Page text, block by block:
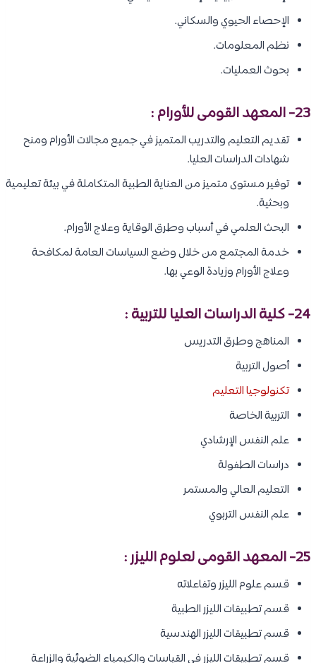
الإحصاء الحيوي والسكاني.
نظم المعلومات.
بحوث العمليات.
23- المعهد القومى للأورام :
تقديم التعليم والتدريب المتميز في جميع مجالات الأورام ومنح
شهادات الدراسات العليا.
توفير مستوى متميز من العناية الطبية المتكاملة في بيئة تعليمية
وبحثية.
البحث العلمي في أسباب وطرق الوقاية وعلاج الأورام.
خدمة المجتمع من خلال وضع السياسات العامة لمكافحة
وعلاج الأورام وزيادة الوعي بها.
24- كلية الدراسات العليا للتربية :
المناهج وطرق التدريس
أصول التربية
تكنولوجيا التعليم
التربية الخاصة
علم النفس الإرشادي
دراسات الطفولة
التعليم العالي والمستمر
علم النفس التربوي
25- المعهد القومى لعلوم الليزر :
قسم علوم الليزر وتفاعلاته
قسم تطبيقات الليزر الطبية
قسم تطبيقات الليزر الهندسية
قسم تطبيقات الليزر في القياسات والكيمياء الضوئية والزراعة